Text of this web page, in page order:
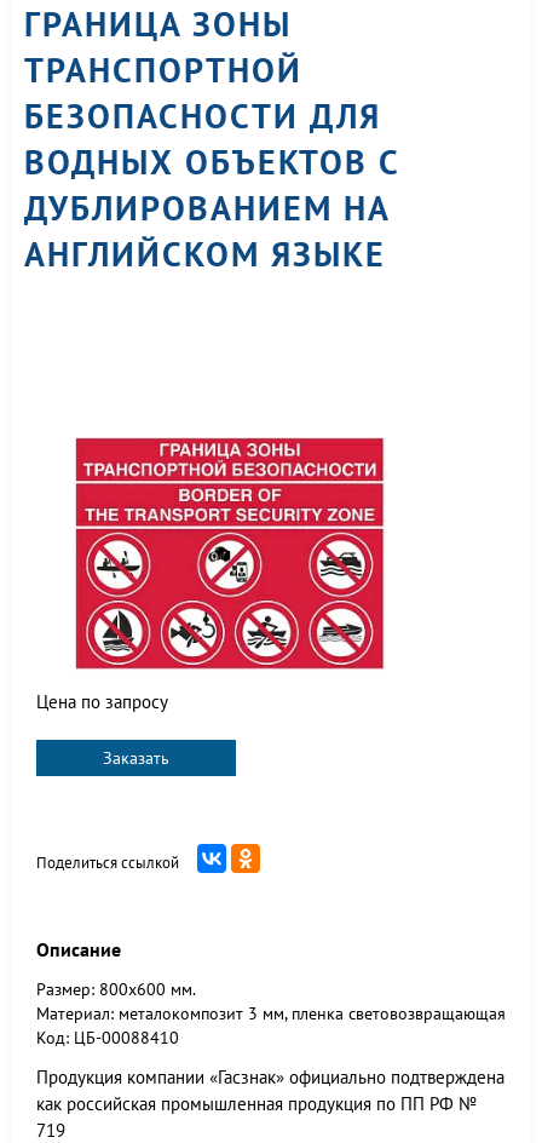
ГРАНИЦА ЗОНЫ
ТРАНСПОРТНОЙ
БЕЗОПАСНОСТИ ДЛЯ
ВОДНЫХ ОБЪЕКТОВ С
ДУБЛИРОВАНИЕМ НА
АНГЛИЙСКОМ ЯЗЫКЕ
Цена по запросу
Заказать
Поделиться ссылкой
Описание
Размер: 800х600 мм.
Материал: металокомпозит 3 мм, пленка световозвращающая
Код: ЦБ-00088410
Продукция компании «Гасзнак» официально подтверждена
как российская промышленная продукция по ПП РФ №
719